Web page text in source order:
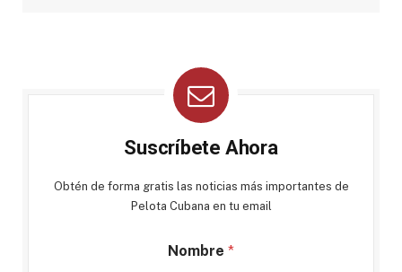
Suscríbete Ahora
Obtén de forma gratis las noticias más importantes de
Pelota Cubana en tu email
Nombre *